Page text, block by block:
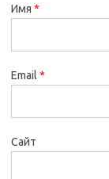
Имя *
Email *
Сайт